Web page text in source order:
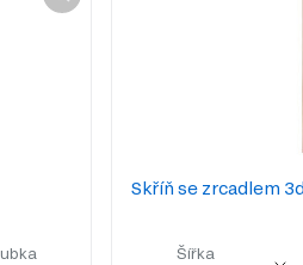
Skříň se zrcadlem
Šířka